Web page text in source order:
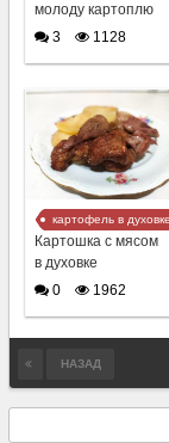
молоду картоплю
3
1128
картофель в духовке
Картошка с мясом
в духовке
0
1962
НАЗАД